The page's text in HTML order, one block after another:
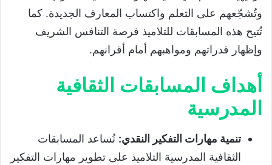
وتُشجّعهم على التعلم واكتساب المعارف الجديدة. كما
تُتيح هذه المسابقات للتلاميذ فرصة التنافس الشريف
وإظهار قدراتهم ومواهبهم أمام أقرانهم.
أهداف المسابقات الثقافية
المدرسية
تنمية مهارات التفكير النقدي: تُساعد المسابقات
الثقافية المدرسية التلاميذ على تطوير مهارات التفكير